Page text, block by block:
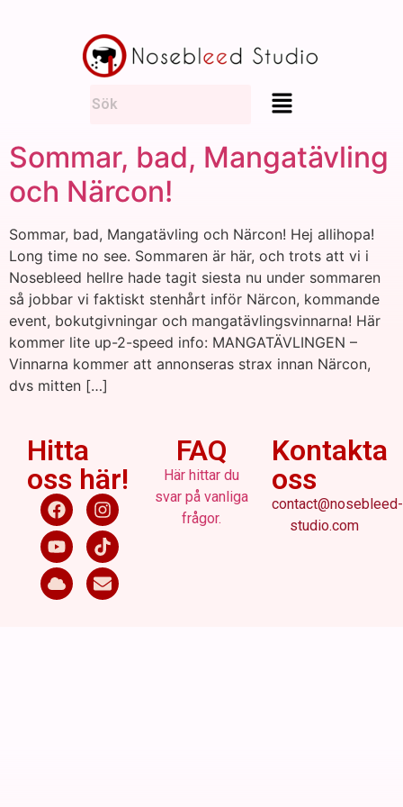
Sommar, bad, Mangatävling
och Närcon!
Sommar, bad, Mangatävling och Närcon! Hej allihopa!
Long time no see. Sommaren är här, och trots att vi i
Nosebleed hellre hade tagit siesta nu under sommaren
så jobbar vi faktiskt stenhårt inför Närcon, kommande
event, bokutgivningar och mangatävlingsvinnarna! Här
kommer lite up-2-speed info: MANGATÄVLINGEN –
Vinnarna kommer att annonseras strax innan Närcon,
dvs mitten […]
FAQ
Här hittar du
svar på vanliga
frågor.
Hitta
oss här!
Kontakta
oss
contact@nosebleed-
studio.com